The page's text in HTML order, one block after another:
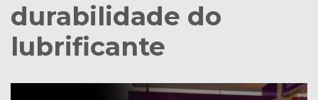
durabilidade do
lubrificante